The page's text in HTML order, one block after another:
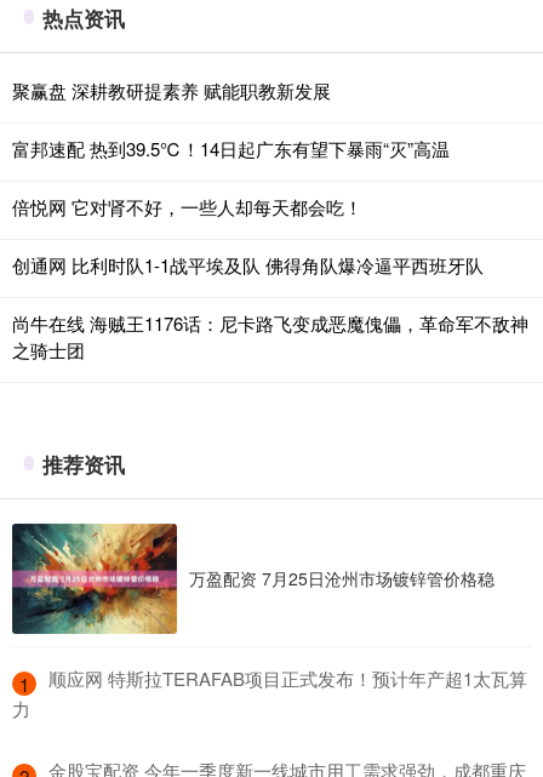
热点资讯
聚赢盘 深耕教研提素养 赋能职教新发展
富邦速配 热到39.5℃！14日起广东有望下暴雨“灭”高温
倍悦网 它对肾不好，一些人却每天都会吃！
创通网 比利时队1-1战平埃及队 佛得角队爆冷逼平西班牙队
尚牛在线 海贼王1176话：尼卡路飞变成恶魔傀儡，革命军不敌神
之骑士团
推荐资讯
万盈配资 7月25日沧州市场镀锌管价格稳
1
​顺应网 特斯拉TERAFAB项目正式发布！预计年产超1太瓦算
力
​金股宝配资 今年一季度新一线城市用工需求强劲，成都重庆